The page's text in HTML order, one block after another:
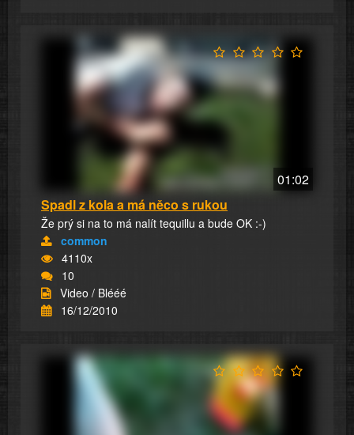
01:02
Spadl z kola a má něco s rukou
Že prý si na to má nalít tequillu a bude OK :-)
common
4110x
10
Video / Blééé
16/12/2010